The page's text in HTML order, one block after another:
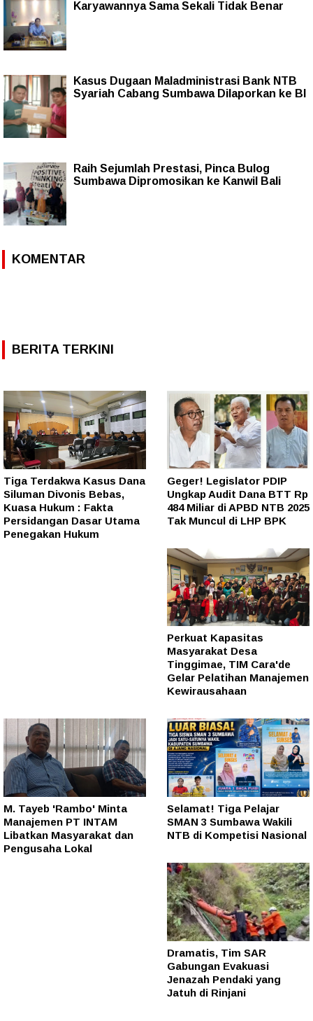
Karyawannya Sama Sekali Tidak Benar
Kasus Dugaan Maladministrasi Bank NTB
Syariah Cabang Sumbawa Dilaporkan ke BI
Raih Sejumlah Prestasi, Pinca Bulog
Sumbawa Dipromosikan ke Kanwil Bali
KOMENTAR
BERITA TERKINI
Tiga Terdakwa Kasus Dana
Siluman Divonis Bebas,
Kuasa Hukum : Fakta
Persidangan Dasar Utama
Penegakan Hukum
Geger! Legislator PDIP
Ungkap Audit Dana BTT Rp
484 Miliar di APBD NTB 2025
Tak Muncul di LHP BPK
Perkuat Kapasitas
Masyarakat Desa
Tinggimae, TIM Cara'de
Gelar Pelatihan Manajemen
Kewirausahaan
M. Tayeb 'Rambo' Minta
Manajemen PT INTAM
Libatkan Masyarakat dan
Pengusaha Lokal
Selamat! Tiga Pelajar
SMAN 3 Sumbawa Wakili
NTB di Kompetisi Nasional
Dramatis, Tim SAR
Gabungan Evakuasi
Jenazah Pendaki yang
Jatuh di Rinjani